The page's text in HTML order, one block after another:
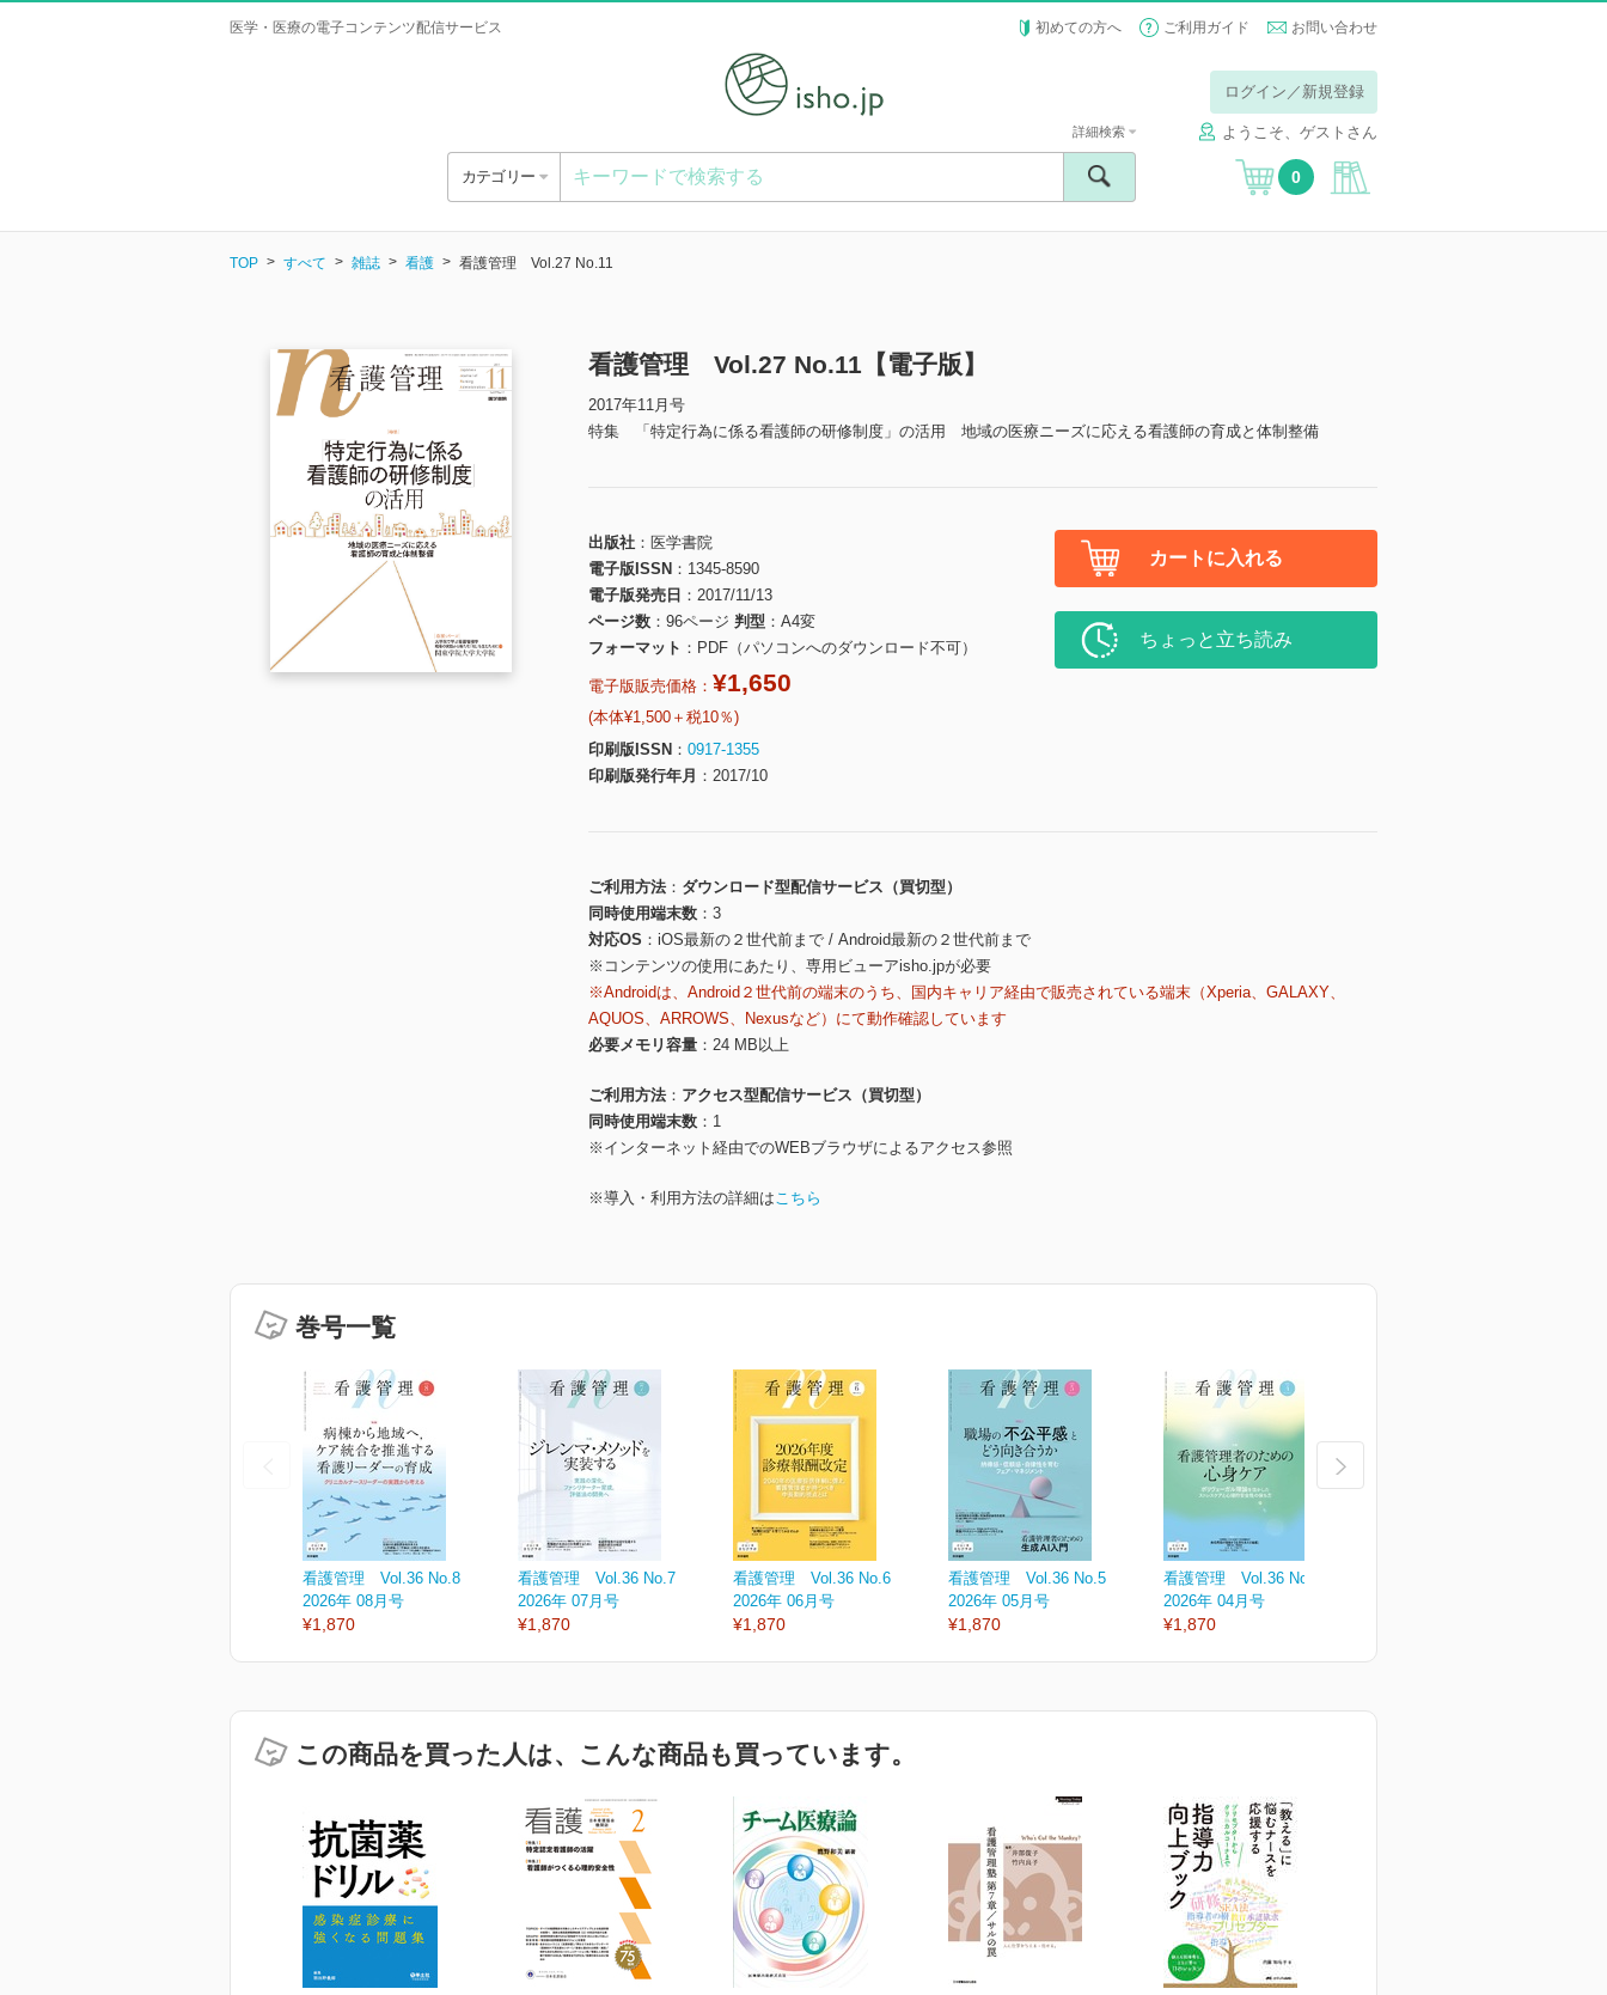
医学・医療の電子コンテンツ配信サービス 初めての方へ ご利用ガイド お問い合わせ
ログイン／新規登録
ようこそ、ゲストさん
カテゴリー
詳細検索
0
TOP すべて 雑誌 看護 看護管理 Vol.27 No.11
看護管理 Vol.27 No.11【電子版】
2017年11月号
特集 「特定行為に係る看護師の研修制度」の活用 地域の医療ニーズに応える看護師の育成と体制整備
出版社
医学書院
電子版ISSN
1345-8590
電子版発売日
2017/11/13
ページ数
96ページ 判型
A4変
フォーマット
PDF（パソコンへのダウンロード不可）
電子版販売価格： ¥1,650
(本体¥1,500＋税10％)
印刷版ISSN
0917-1355
印刷版発行年月
2017/10
カートに入れる
ちょっと立ち読み
ご利用方法
ダウンロード型配信サービス（買切型）
同時使用端末数
3
対応OS
iOS最新の２世代前まで / Android最新の２世代前まで
※コンテンツの使用にあたり、専用ビューアisho.jpが必要
※Androidは、Android２世代前の端末のうち、国内キャリア経由で販売されている端末（Xperia、GALAXY、
AQUOS、ARROWS、Nexusなど）にて動作確認しています
必要メモリ容量
24 MB以上
ご利用方法
アクセス型配信サービス（買切型）
同時使用端末数
1
※インターネット経由でのWEBブラウザによるアクセス参照
※導入・利用方法の詳細はこちら
巻号一覧
看護管理 Vol.36 No.8
2026年 08月号
¥1,870
看護管理 Vol.36 No.7
2026年 07月号
¥1,870
看護管理 Vol.36 No.6
2026年 06月号
¥1,870
看護管理 Vol.36 No.5
2026年 05月号
¥1,870
看護管理 Vol.36 No.4
2026年 04月号
¥1,870
この商品を買った人は、こんな商品も買っています。